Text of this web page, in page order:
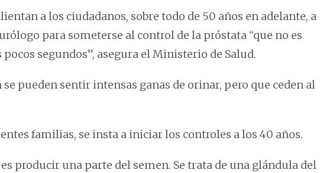
a los ciudadanos, sobre todo de 50 años en adelante, a
para someterse al control de la próstata “que no es
segundos”, asegura el Ministerio de Salud.
pueden sentir intensas ganas de orinar, pero que ceden al
familias, se insta a iniciar los controles a los 40 años.
producir una parte del semen. Se trata de una glándula del